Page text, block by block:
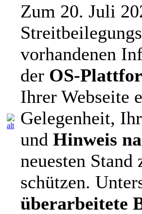
Zum 20. Juli
vorhandenen
der OS-
Ihrer Webseite
Gelegenheit,
und Hinweis
neuesten
schützen.
überarbeitete